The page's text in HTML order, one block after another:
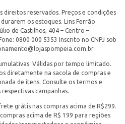
direitos reservados. Preços e condições
os estoques. Lins Ferrão
de Castilhos, 404 – Centro –
0800 000 5353 Inscrito no CNPJ sob
Válidas por tempo limitado.
diretamente na sacola de compras e
de itens. Consulte os termos e
campanhas.
grátis nas compras acima de R$299.
acima de R$ 199 para regiões